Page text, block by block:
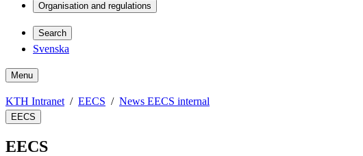
Organisation and regulations
Search
Svenska
Menu
KTH Intranet EECS News EECS internal
EECS
EECS